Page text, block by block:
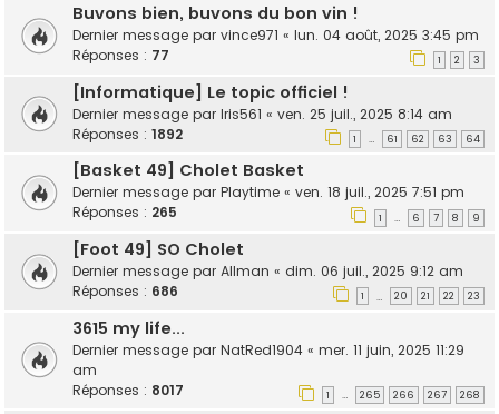
Buvons bien, buvons du bon vin !
Dernier message par vince971 « lun. 04 août, 2025 3:45 pm
Réponses : 77 1 2 3
[Informatique] Le topic officiel !
Dernier message par Iris561 « ven. 25 juil., 2025 8:14 am
Réponses : 1892 1 … 61 62 63 64
[Basket 49] Cholet Basket
Dernier message par Playtime « ven. 18 juil., 2025 7:51 pm
Réponses : 265 1 … 6 7 8 9
[Foot 49] SO Cholet
Dernier message par Allman « dim. 06 juil., 2025 9:12 am
Réponses : 686 1 … 20 21 22 23
3615 my life...
Dernier message par NatRed1904 « mer. 11 juin, 2025 11:29
am
Réponses : 8017 1 … 265 266 267 268